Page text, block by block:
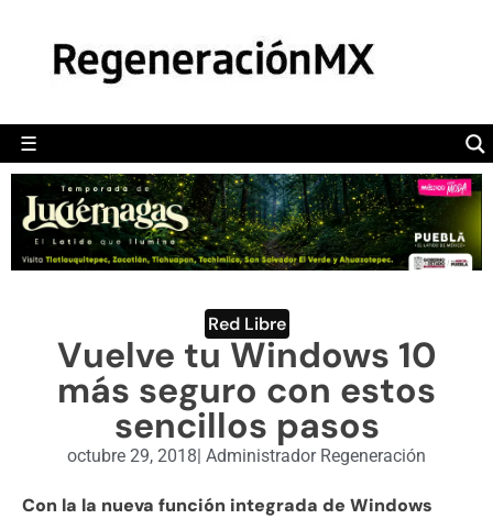
☰
POLÍTICA
CAMALEÓN
OPINIÓN
DEPORTES
ENGLISH SECTION
VIDEOS
Red Libre
Vuelve tu Windows 10
más seguro con estos
sencillos pasos
octubre 29, 2018| Administrador Regeneración
Con la la nueva función integrada de Windows